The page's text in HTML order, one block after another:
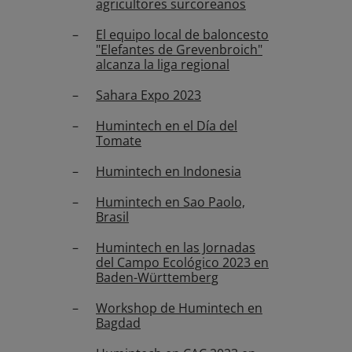
agricultores surcoreanos
El equipo local de baloncesto
"Elefantes de Grevenbroich"
alcanza la liga regional
Sahara Expo 2023
Humintech en el Día del
Tomate
Humintech en Indonesia
Humintech en Sao Paolo,
Brasil
Humintech en las Jornadas
del Campo Ecológico 2023 en
Baden-Württemberg
Workshop de Humintech en
Bagdad